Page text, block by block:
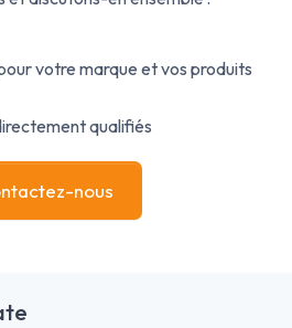
votre marque et vos produits
qualifiés
nous